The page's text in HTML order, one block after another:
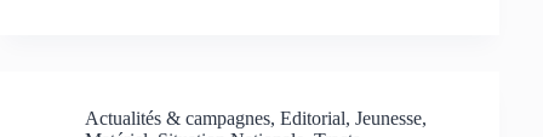
Actualités & campagnes, Editorial, Jeunesse,